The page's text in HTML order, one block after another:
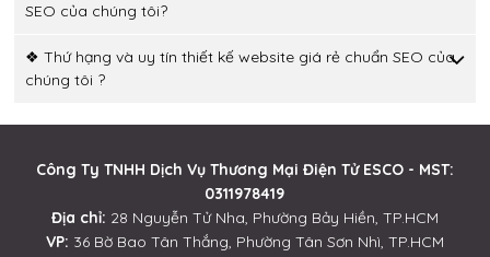
SEO của chúng tôi?
❖ Thứ hạng và uy tín thiết kế website giá rẻ chuẩn SEO của
chúng tôi ?
Công Ty TNHH Dịch Vụ Thương Mại Điện Tử ESCO - MST:
0311978419
Địa chỉ: 28 Nguyễn Tử Nha, Phường Bảy Hiền, TP.HCM
VP: 36 Bờ Bao Tân Thắng, Phường Tân Sơn Nhì, TP.HCM